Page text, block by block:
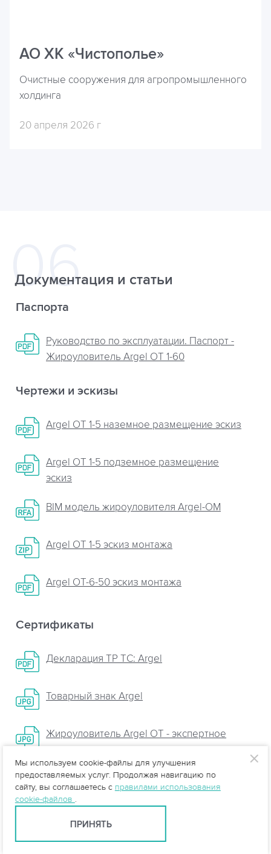
АО ХК «Чистополье»
Очистные сооружения для агропромышленного
холдинга
20 апреля 2026 г
Документация и статьи
Паспорта
Руководство по эксплуатации. Паспорт -
Жироуловитель Argel OT 1-60
Чертежи и эскизы
Argel OT 1-5 наземное размещение эскиз
Argel OT 1-5 подземное размещение
эскиз
BIM модель жироуловителя Argel-OM
Argel OT 1-5 эскиз монтажа
Argel OT-6-50 эскиз монтажа
Сертификаты
Декларация ТР ТС: Argel
Товарный знак Argel
Жироуловитель Argel OT - экспертное
заключение
Сертификат на сейсмичность
Мы используем cookie-файлы для улучшения
предоставляемых услуг. Продолжая навигацию по
сайту, вы соглашаетесь с правилами использования
cookie-файлов .
ПРИНЯТЬ